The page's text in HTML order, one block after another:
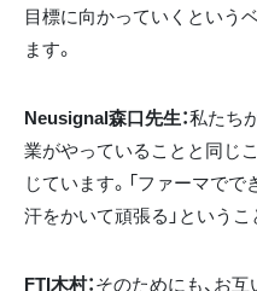
目標に向かっていくという
ます。
Neusignal森口先生：私たち
業がやっていることと同じ
じています。「ファーマで
汗をかいて頑張る」という
FTI木村：そのためにも、お